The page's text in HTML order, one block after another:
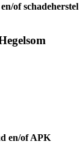
of schadeherstel
en/of APK